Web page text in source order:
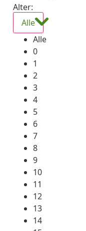
Alter:
Alle
Alle
0
1
2
3
4
5
6
7
8
9
10
11
12
13
14